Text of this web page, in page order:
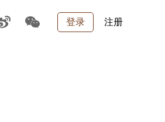
登录 注册